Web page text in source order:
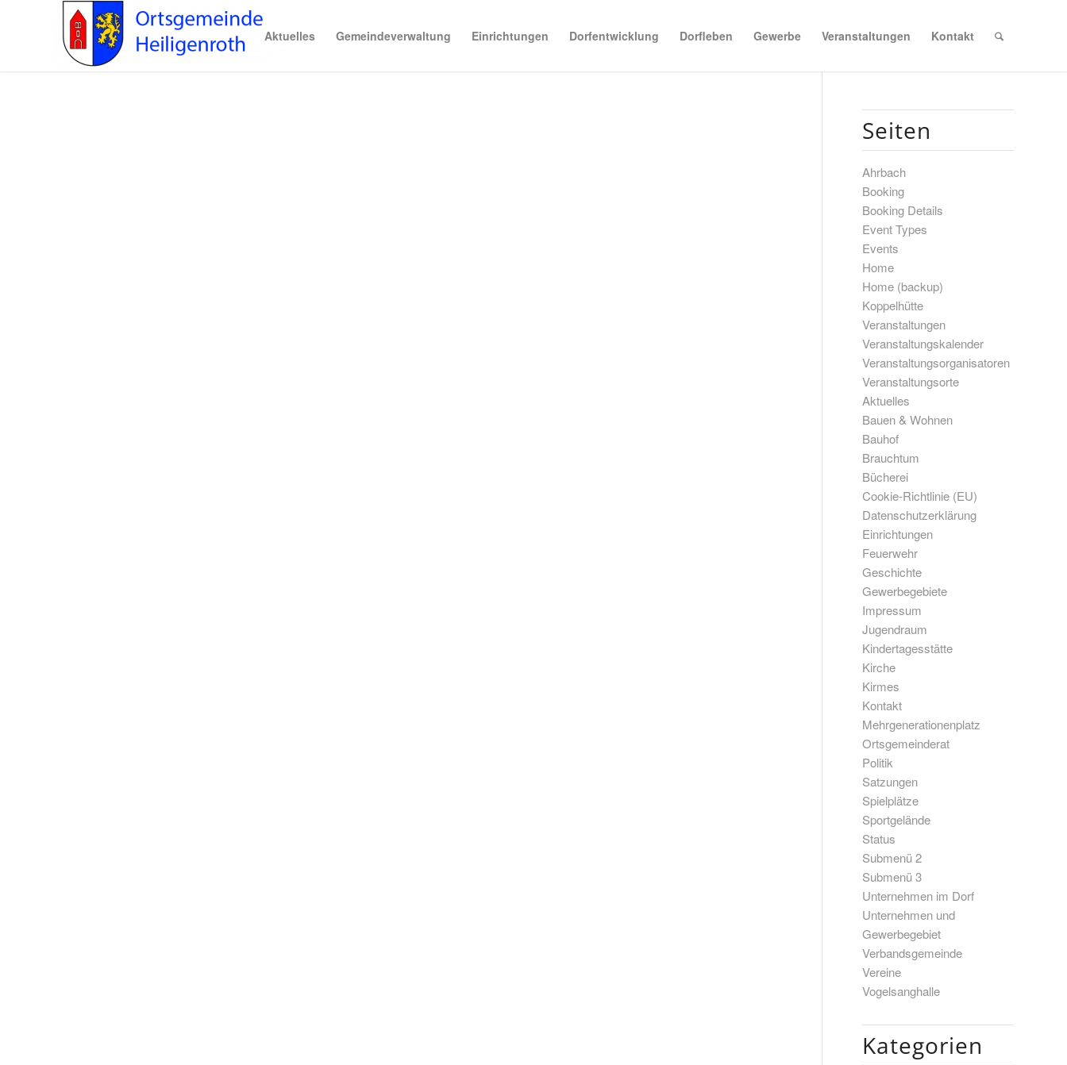
Aktuelles Gemeindeverwaltung Einrichtungen Dorfentwicklung Dorfleben Gewerbe Veranstaltungen Kontakt
Seiten
Ahrbach
Booking
Booking Details
Event Types
Events
Home
Home (backup)
Koppelhütte
Veranstaltungen
Veranstaltungskalender
Veranstaltungsorganisatoren
Veranstaltungsorte
Aktuelles
Bauen & Wohnen
Bauhof
Brauchtum
Bücherei
Cookie-Richtlinie (EU)
Datenschutzerklärung
Einrichtungen
Feuerwehr
Geschichte
Gewerbegebiete
Impressum
Jugendraum
Kindertagesstätte
Kirche
Kirmes
Kontakt
Mehrgenerationenplatz
Ortsgemeinderat
Politik
Satzungen
Spielplätze
Sportgelände
Status
Submenü 2
Submenü 3
Unternehmen im Dorf
Unternehmen und
Gewerbegebiet
Verbandsgemeinde
Vereine
Vogelsanghalle
Kategorien